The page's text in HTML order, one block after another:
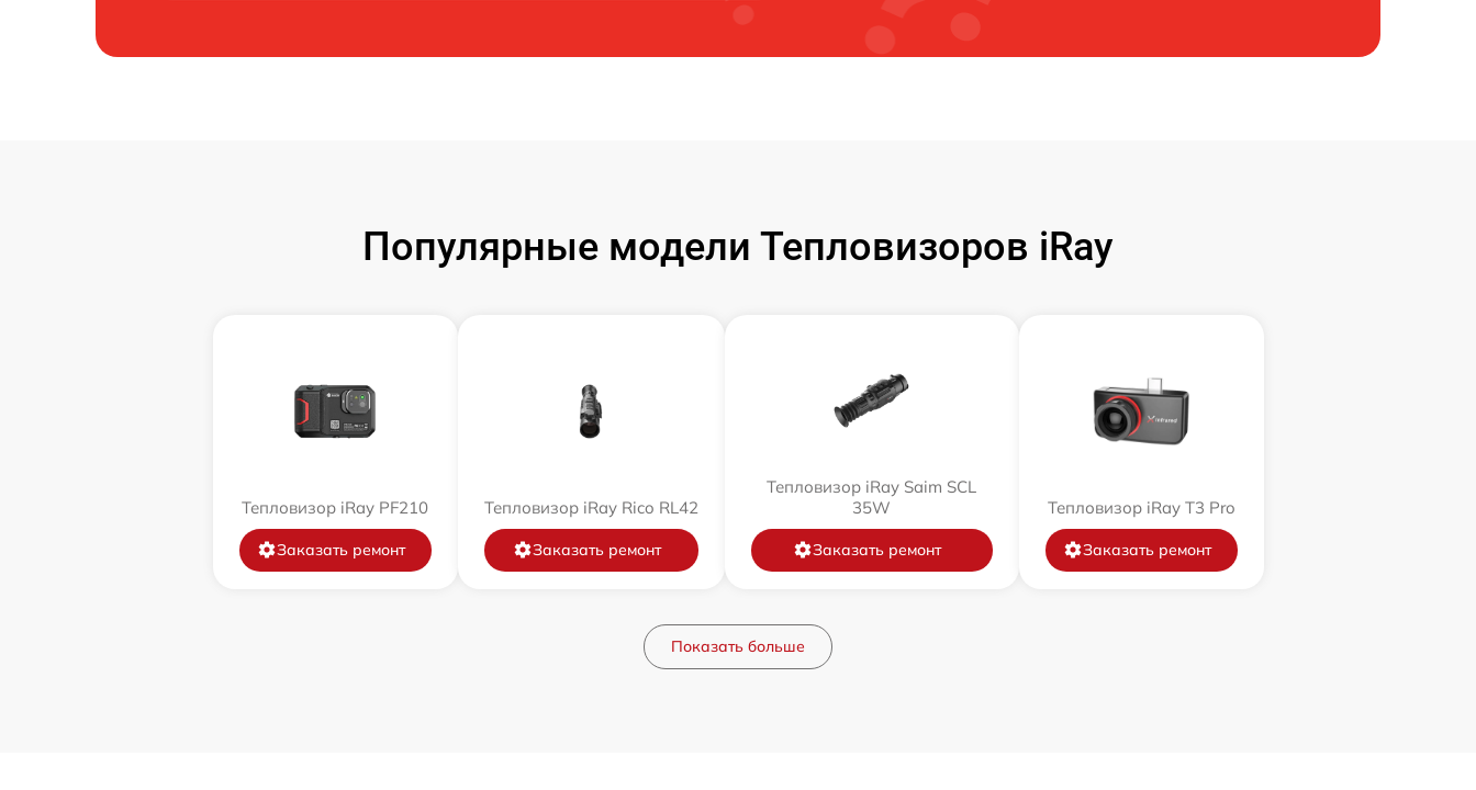
Популярные модели Тепловизоров iRay
Тепловизор iRay PF210
Заказать ремонт
Тепловизор iRay Rico RL42
Заказать ремонт
Тепловизор iRay Saim SCL
35W
Заказать ремонт
Тепловизор iRay T3 Pro
Заказать ремонт
Показать больше